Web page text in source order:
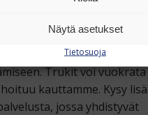
Näytä asetukset
Tietosuoja
trukkipalvelua
apua myös rahoituksen
Trukit voi vuokrata
kauttamme. Kysy
jossa yhdistyvät